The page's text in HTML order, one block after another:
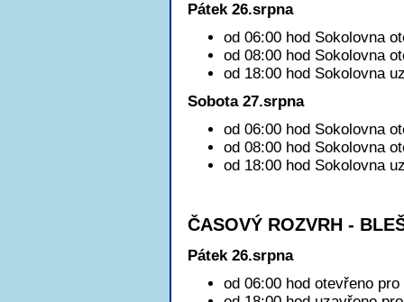
Pátek 26.srpna
od 06:00 hod Sokolovna
od 08:00 hod Sokolovna
od 18:00 hod Sokolovna
Sobota 27.srpna
od 06:00 hod Sokolovna
od 08:00 hod Sokolovna
od 18:00 hod Sokolovna
ČASOVÝ ROZVRH -
Pátek 26.srpna
od 06:00 hod otevřeno